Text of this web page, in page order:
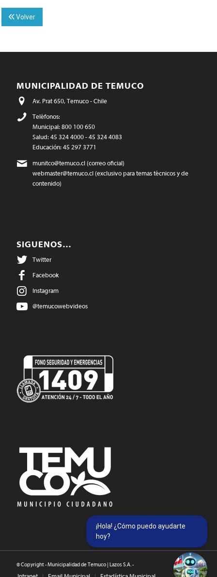
Volver
MUNICIPALIDAD DE TEMUCO
Av. Prat 650, Temuco - Chile
Teléfonos:
Municipal: 800 100 650
Salud: 45 324 4000 - 45 324 4083
Educación: 45 297 3771
munitco@temuco.cl(correo oficial)
webmaster@temuco.cl(exclusivo para temas técnicos y de
contenido)
SIGUENOS…
Twitter
Facebook
Instagram
@temucowebvideos
© Copyright - Municipalidad de Temuco | Lazos S.A. -
¡Hola! ¿Cómo puedo ayudarte
hoy?